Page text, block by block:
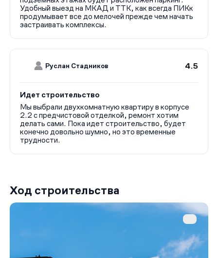
Удобный выезд на МКАД и ТТК, как всегда ПИКк
продумывает все до мелочей прежде чем начать
застраивать комплексы.
Руслан Стадников 4.5
Идет строительство
Мы выбрали двухкомнатную квартиру в корпусе
2.2 с предчистовой отделкой, ремонт хотим
делать сами. Пока идет строительство, будет
конечно довольно шумно, но это временные
трудности.
Ход строительства